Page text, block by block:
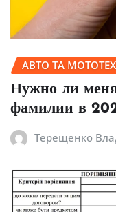
АВТО ТА
Нужно ли
фамилии в
Терещенко